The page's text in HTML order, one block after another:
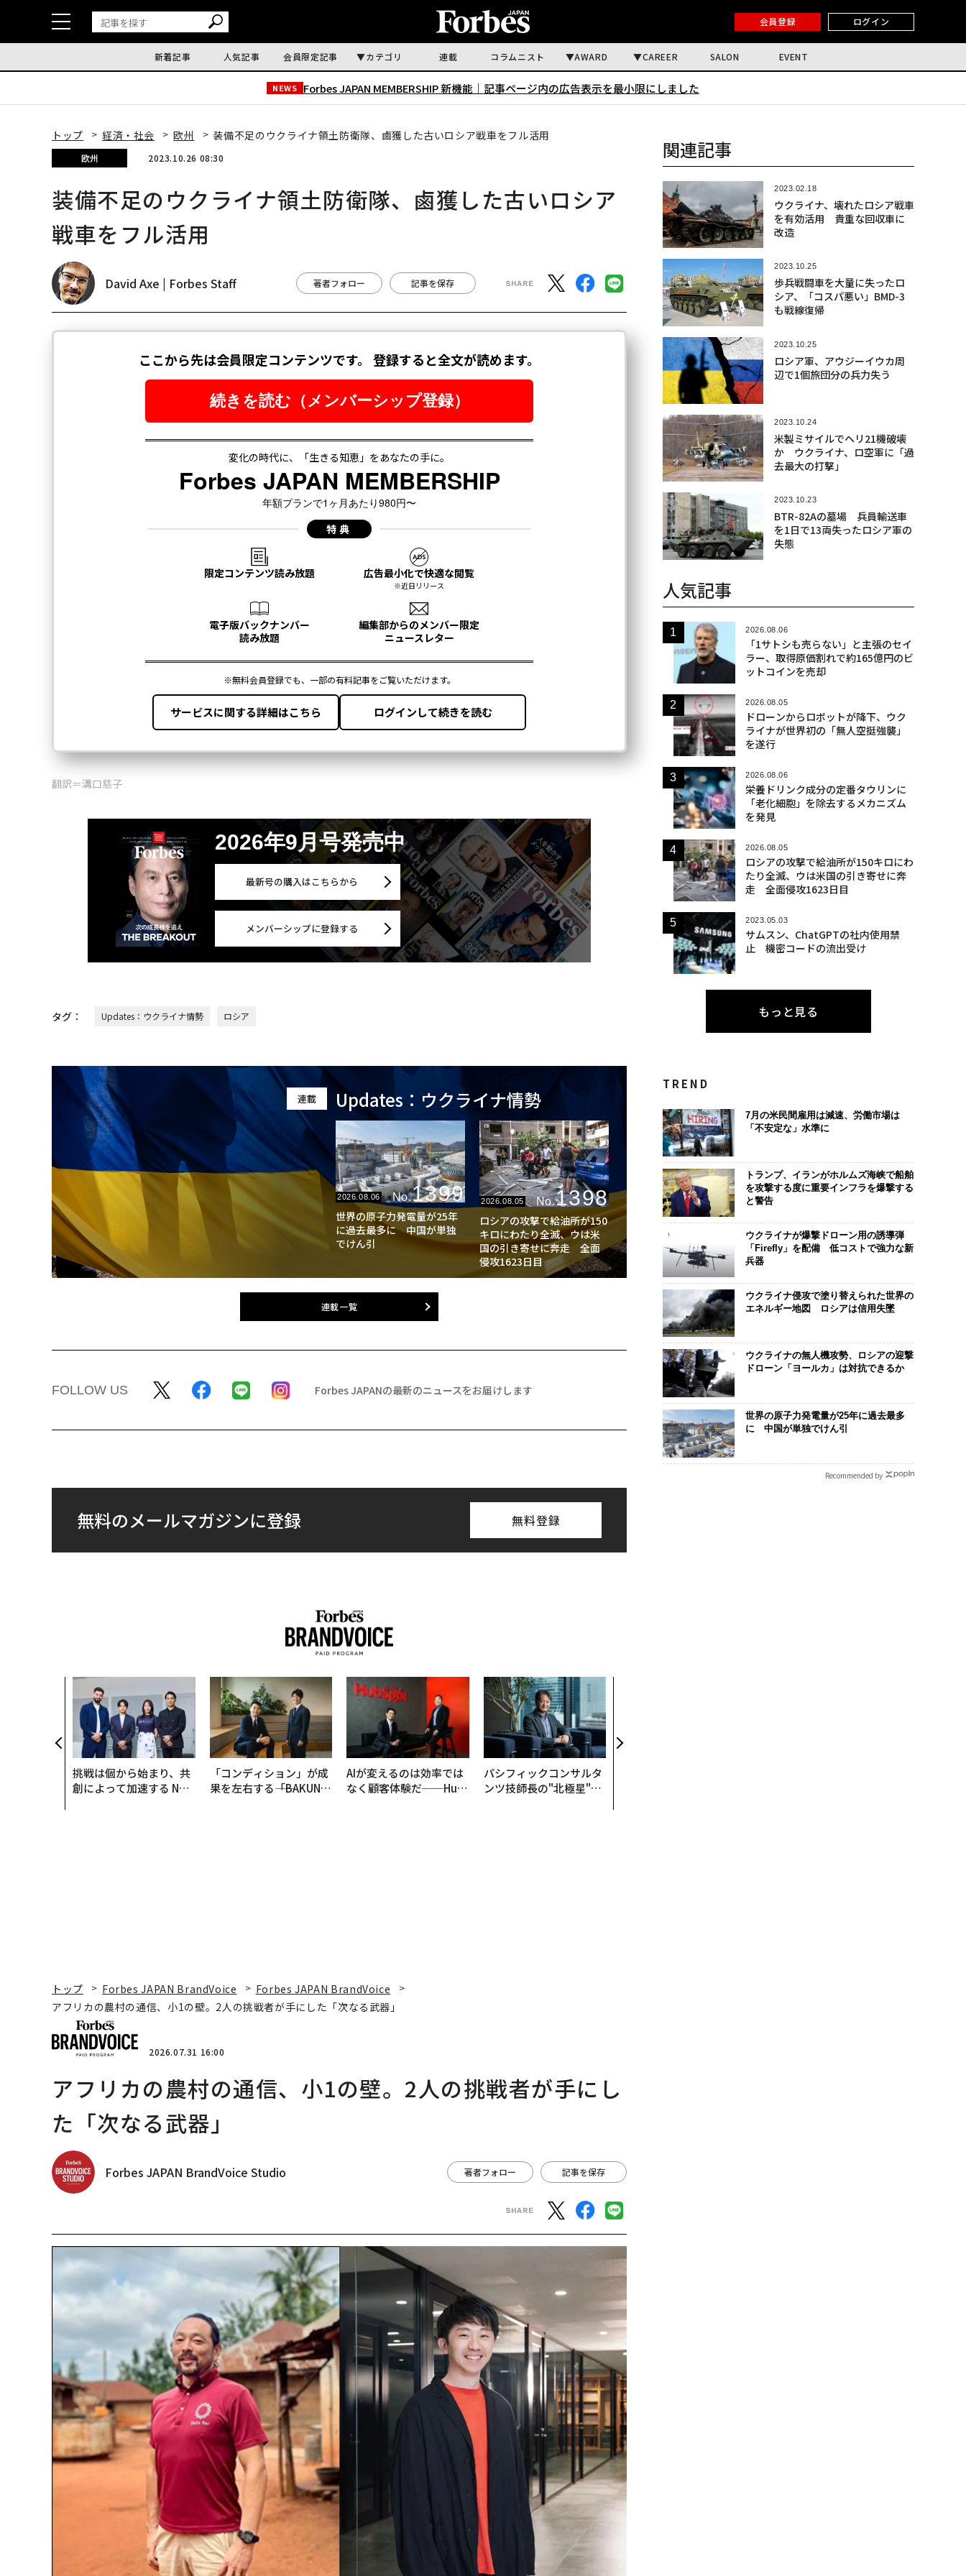
会員登録 ログイン
新着記事 人気記事 会員限定記事 カテゴリ 連載 コラムニスト AWARD CAREER SALON EVENT
NEWS Forbes JAPAN MEMBERSHIP 新機能｜ 記事ページ内の広告表示を最小限にしました
トップ 経済・社会 欧州 装備不足のウクライナ領土防衛隊、鹵獲した古いロシア戦車をフル活用
欧州 2023.10.26 08:30
装備不足のウクライナ領土防衛隊、鹵獲した古いロシア
戦車をフル活用
David Axe | Forbes Staff 著者フォロー 記事を保存
翻訳＝溝口慈子
2026年9月号発売中
最新号の購入はこちらから
メンバーシップに登録する
タグ： Updates：ウクライナ情勢 ロシア
連載 Updates：ウクライナ情勢
2026.08.06 No.1399
世界の原子力発電量が25年
に過去最多に 中国が単独
でけん引
2026.08.05 No.1398
ロシアの攻撃で給油所が150
キロにわたり全滅、ウは米
国の引き寄せに奔走 全面
侵攻1623日目
連載一覧
FOLLOW US Forbes JAPANの最新のニュースをお届けします
無料のメールマガジンに登録 無料登録
挑戦は個から始まり、共
創によって加速する NOR
「コンディション」が成
果を左右する――「BAKUN
AIが変えるのは効率では
なく顧客体験だ──Hub
パシフィックコンサルタ
ンツ技師長の"北極星"。
月島JFEアクアソリュー
関連記事
2023.02.18
ウクライナ、壊れたロシア戦車
を有効活用 貴重な回収車に
改造
2023.10.25
歩兵戦闘車を大量に失ったロ
シア、「コスパ悪い」BMD-3
も戦線復帰
2023.10.25
ロシア軍、アウジーイウカ周
辺で1個旅団分の兵力失う
2023.10.24
米製ミサイルでヘリ21機破壊
か ウクライナ、ロ空軍に「過
去最大の打撃」
2023.10.23
BTR-82Aの墓場 兵員輸送車
を1日で13両失ったロシア軍の
失態
人気記事
2026.08.06
「1サトシも売らない」と主張のセイ
ラー、取得原価割れで約165億円のビ
ットコインを売却
2026.08.05
ドローンからロボットが降下、ウク
ライナが世界初の「無人空挺強襲」
を遂行
2026.08.06
栄養ドリンク成分の定番タウリンに
「老化細胞」を除去するメカニズム
を発見
2026.08.05
ロシアの攻撃で給油所が150キロにわ
たり全滅、ウは米国の引き寄せに奔
走 全面侵攻1623日目
2023.05.03
サムスン、ChatGPTの社内使用禁
止 機密コードの流出受け
もっと見る
TREND
7月の米民間雇用は減速、労働市場は
「不安定な」水準に
トランプ、イランがホルムズ海峡で船舶
を攻撃する度に重要インフラを爆撃する
と警告
ウクライナが爆撃ドローン用の誘導弾
「Firefly」を配備 低コストで強力な新
兵器
ウクライナ侵攻で塗り替えられた世界の
エネルギー地図 ロシアは信用失墜
ウクライナの無人機攻勢、ロシアの迎撃
ドローン「ヨールカ」は対抗できるか
世界の原子力発電量が25年に過去最多
に 中国が単独でけん引
Recommended by
トップ Forbes JAPAN BrandVoice
Forbes JAPAN BrandVoice
アフリカの農村の通信、小1の壁。2人の挑戦者が手にした「次なる武器」
2026.07.31 16:00
アフリカの農村の通信、小1の壁。2人の挑戦者が手にし
た「次なる武器」
Forbes JAPAN BrandVoice Studio 著者フォロー 記事を保存